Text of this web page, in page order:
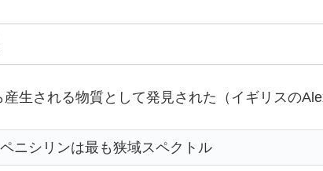
生される物質として発見された（イギリスの
ペニシリンは最も狭域スペクトル